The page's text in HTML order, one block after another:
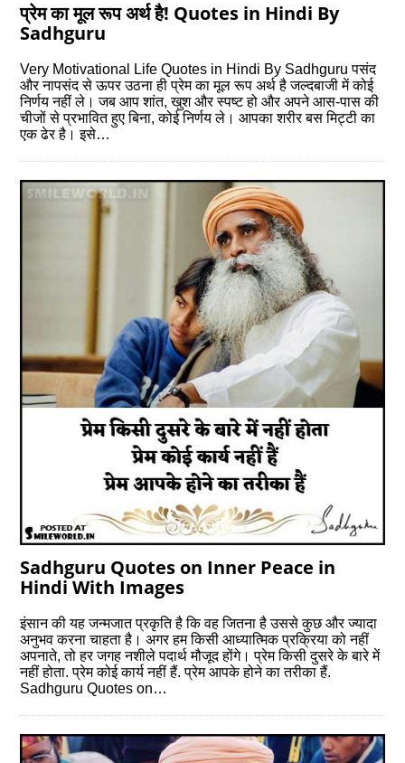
प्रेम का मूल रूप अर्थ है! Quotes in Hindi By
Sadhguru
Very Motivational Life Quotes in Hindi By Sadhguru पसंद
और नापसंद से ऊपर उठना ही प्रेम का मूल रूप अर्थ है जल्दबाजी में कोई
निर्णय नहीं ले। जब आप शांत, खुश और स्पष्ट हो और अपने आस-पास की
चीजों से प्रभावित हुए बिना, कोई निर्णय ले। आपका शरीर बस मिट्टी का
एक ढेर है। इसे…
Sadhguru Quotes on Inner Peace in
Hindi With Images
इंसान की यह जन्‍मजात प्रकृति है कि वह जितना है उससे कुछ और ज्यादा
अनुभव करना चाहता है। अगर हम किसी आध्यात्मिक प्रक्रिया को नहीं
अपनाते, तो हर जगह नशीले पदार्थ मौजूद होंगे। प्रेम किसी दुसरे के बारे में
नहीं होता. प्रेम कोई कार्य नहीं हैं. प्रेम आपके होने का तरीका हैं.
Sadhguru Quotes on…